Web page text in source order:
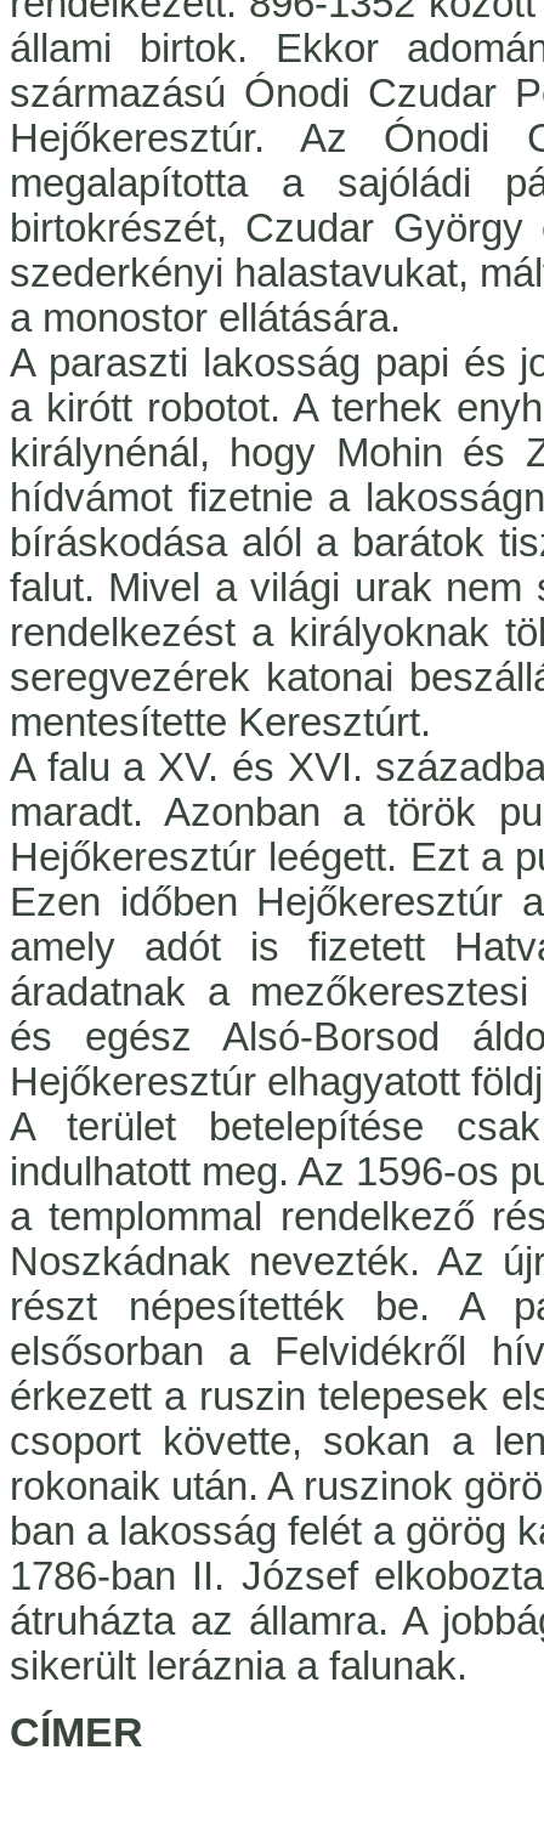
állami birtok. Ekkor
származású Ónodi Czudar
Hejőkeresztúr. Az Ónodi
megalapította a sajóládi
birtokrészét, Czudar
szederkényi halastavukat,
a monostor ellátására.
A paraszti lakosság papi és
a kirótt robotot. A terhek
királynénál, hogy Mohin és
hídvámot fizetnie a
bíráskodása alól a barátok
falut. Mivel a világi urak
rendelkezést a királyoknak
seregvezérek katonai
mentesítette Keresztúrt.
A falu a XV. és XVI.
maradt. Azonban a török
Hejőkeresztúr leégett. Ezt a
Ezen időben Hejőkeresztúr
amely adót is fizetett
áradatnak a
és egész Alsó-Borsod
Hejőkeresztúr elhagyatott
A terület betelepítése
indulhatott meg. Az 1596-os
a templommal rendelkező
Noszkádnak nevezték. Az
részt népesítették be. A
elsősorban a Felvidékről
érkezett a ruszin telepesek
csoport követte, sokan a
rokonaik után. A ruszinok
ban a lakosság felét a görög
1786-ban II. József
átruházta az államra. A
sikerült leráznia a falunak.
CÍMER